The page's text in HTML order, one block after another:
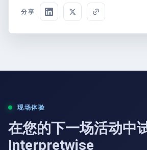
分享
现场体验
在您的下一场活动中
Interpretwise